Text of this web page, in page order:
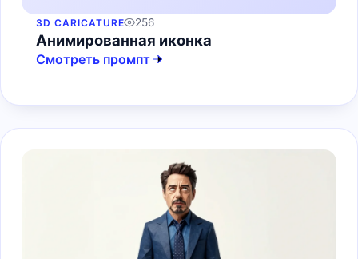
3D CARICATURE 256
Анимированная иконка
Смотреть промпт